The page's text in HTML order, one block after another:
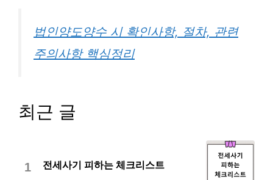
법인양도양수 시 확인사항, 절차, 관련
주의사항 핵심정리
최근 글
1 전세사기 피하는 체크리스트